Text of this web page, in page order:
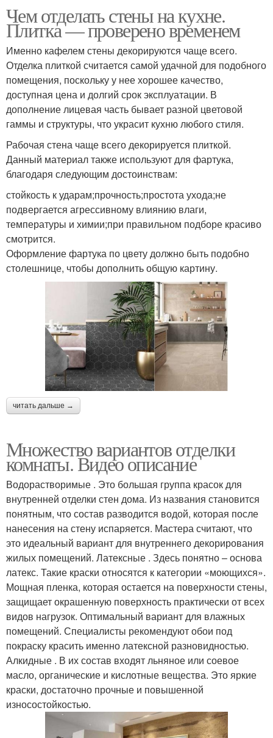
Чем отделать стены на кухне.
Плитка — проверено временем
Именно кафелем стены декорируются чаще всего.
Отделка плиткой считается самой удачной для подобного
помещения, поскольку у нее хорошее качество,
доступная цена и долгий срок эксплуатации. В
дополнение лицевая часть бывает разной цветовой
гаммы и структуры, что украсит кухню любого стиля.
Рабочая стена чаще всего декорируется плиткой.
Данный материал также используют для фартука,
благодаря следующим достоинствам:
стойкость к ударам;прочность;простота ухода;не
подвергается агрессивному влиянию влаги,
температуры и химии;при правильном подборе красиво
смотрится.
Оформление фартука по цвету должно быть подобно
столешнице, чтобы дополнить общую картину.
читать дальше →
Множество вариантов отделки
комнаты. Видео описание
Водорастворимые . Это большая группа красок для
внутренней отделки стен дома. Из названия становится
понятным, что состав разводится водой, которая после
нанесения на стену испаряется. Мастера считают, что
это идеальный вариант для внутреннего декорирования
жилых помещений. Латексные . Здесь понятно – основа
латекс. Такие краски относятся к категории «моющихся».
Мощная пленка, которая остается на поверхности стены,
защищает окрашенную поверхность практически от всех
видов нагрузок. Оптимальный вариант для влажных
помещений. Специалисты рекомендуют обои под
покраску красить именно латексной разновидностью.
Алкидные . В их состав входят льняное или соевое
масло, органические и кислотные вещества. Это яркие
краски, достаточно прочные и повышенной
износостойкостью.